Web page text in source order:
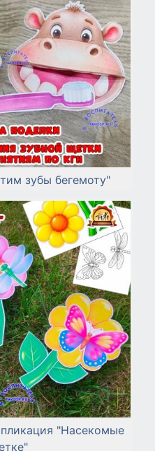
зубы бегемоту"
"Насекомые